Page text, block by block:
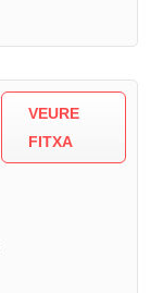
VEURE
FITXA